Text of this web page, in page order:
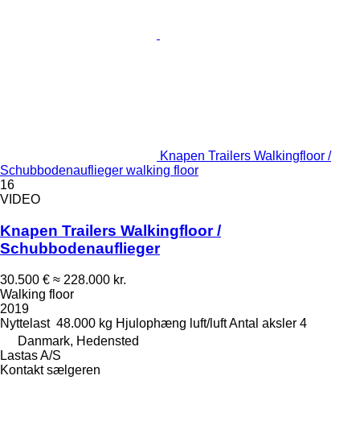
Knapen Trailers Walkingfloor /
Schubbodenauflieger walking floor
16
VIDEO
Knapen Trailers Walkingfloor /
Schubbodenauflieger
30.500 € ≈ 228.000 kr.
Walking floor
2019
Nyttelast 48.000 kg Hjulophæng luft/luftAntal aksler 4
Danmark, Hedensted
Lastas A/S
Kontakt sælgeren